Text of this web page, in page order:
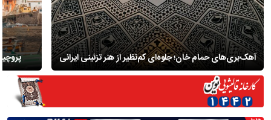
آهک‌بری‌های حمام خان؛ جلوه‌ای کم‌نظیر از هنر تزئینی ایرانی